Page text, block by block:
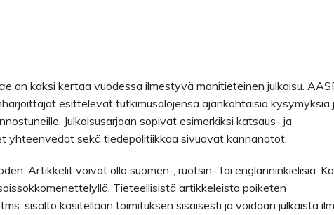
on kaksi kertaa vuodessa ilmestyvä monitieteinen julkaisu.
esittelevät tutkimusalojensa ajankohtaisia kysymyksiä
Julkaisusarjaan sopivat esimerkiksi katsaus- ja
yhteenvedot sekä tiedepolitiikkaa sivuavat kannanotot.
Artikkelit voivat olla suomen-, ruotsin- tai englanninkielisiä.
Tieteellisistä artikkeleista poiketen
sisältö käsitellään toimituksen sisäisesti ja voidaan julkaista